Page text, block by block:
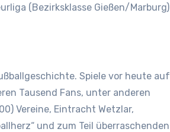
(Bezirksklasse Gießen/Marburg)
Spiele vor heute auf
Tausend Fans, unter anderen
Vereine, Eintracht Wetzlar,
und zum Teil überraschenden